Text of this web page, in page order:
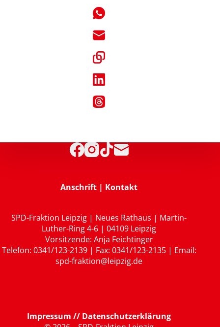
Anschrift | Kontakt
SPD-Fraktion Leipzig | Neues Rathaus | Martin-
Luther-Ring 4-6 | 04109 Leipzig
Vorsitzende: Anja Feichtinger
Telefon: 0341/123-2139 | Fax: 0341/123-2135 | Email:
spd-fraktion@leipzig.de
Impressum // Datenschutzerklärung